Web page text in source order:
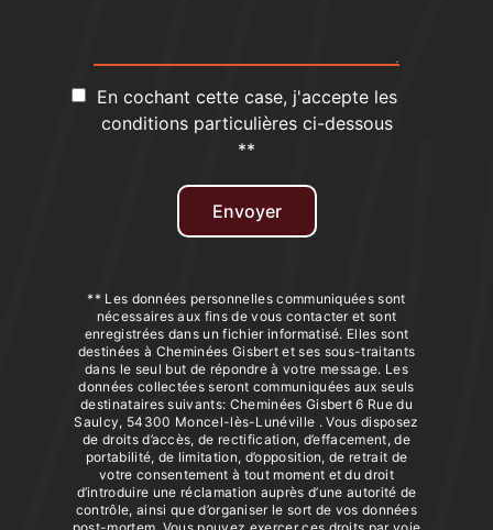
En cochant cette case, j'accepte les
conditions particulières ci-dessous
**
Envoyer
** Les données personnelles communiquées sont
nécessaires aux fins de vous contacter et sont
enregistrées dans un fichier informatisé. Elles sont
destinées à Cheminées Gisbert et ses sous-traitants
dans le seul but de répondre à votre message. Les
données collectées seront communiquées aux seuls
destinataires suivants: Cheminées Gisbert 6 Rue du
Saulcy, 54300 Moncel-lès-Lunéville . Vous disposez
de droits d’accès, de rectification, d’effacement, de
portabilité, de limitation, d’opposition, de retrait de
votre consentement à tout moment et du droit
d’introduire une réclamation auprès d’une autorité de
contrôle, ainsi que d’organiser le sort de vos données